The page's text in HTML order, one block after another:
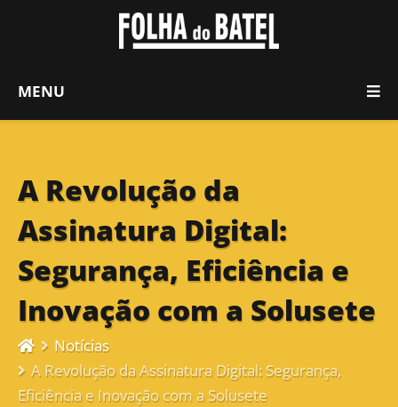
MENU
A Revolução da
Assinatura Digital:
Segurança, Eficiência e
Inovação com a Solusete
Notícias
A Revolução da Assinatura Digital: Segurança,
Eficiência e Inovação com a Solusete